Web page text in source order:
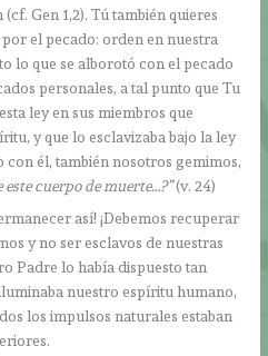
Gen 1,2). Tú también quieres
el pecado: orden en nuestra
lo que se alborotó con el pecado
personales, a tal punto que Tu
ley en sus miembros que
y que lo esclavizaba bajo la ley
con él, también nosotros gemimos,
este cuerpo de muerte…?”(v. 24)
así! ¡Debemos recuperar
y no ser esclavos de nuestras
Padre lo había dispuesto tan
nuestro espíritu humano,
los impulsos naturales estaban